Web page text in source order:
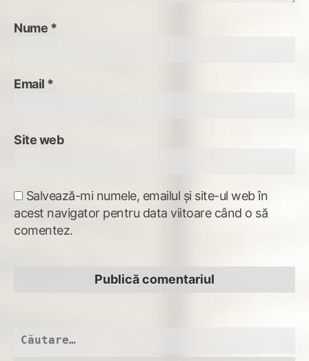
Nume *
Email *
Site web
Salvează-mi numele, emailul și site-ul web în
acest navigator pentru data viitoare când o să
comentez.
Caută